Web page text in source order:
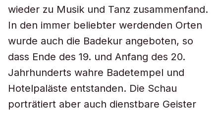
wieder zu Musik und Tanz zusammenfand.
In den immer beliebter werdenden Orten
wurde auch die Badekur angeboten, so
dass Ende des 19. und Anfang des 20.
Jahrhunderts wahre Badetempel und
Hotelpaläste entstanden. Die Schau
porträtiert aber auch dienstbare Geister